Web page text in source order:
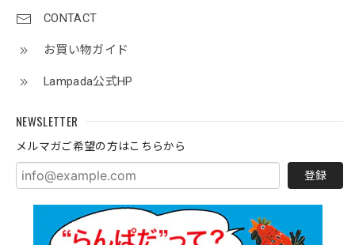
CONTACT
お買い物ガイド
Lampada公式HP
NEWSLETTER
メルマガご希望の方はこちらから
登録